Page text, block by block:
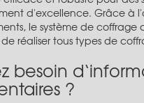
d'excellence. Grâce à
le système de coffrage
réaliser tous types de
besoin
?